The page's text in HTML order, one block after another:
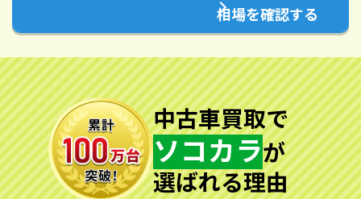
相場を確認する
中古車買取で
ソコカラが
選ばれる理由